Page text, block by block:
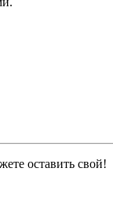
оставить свой!